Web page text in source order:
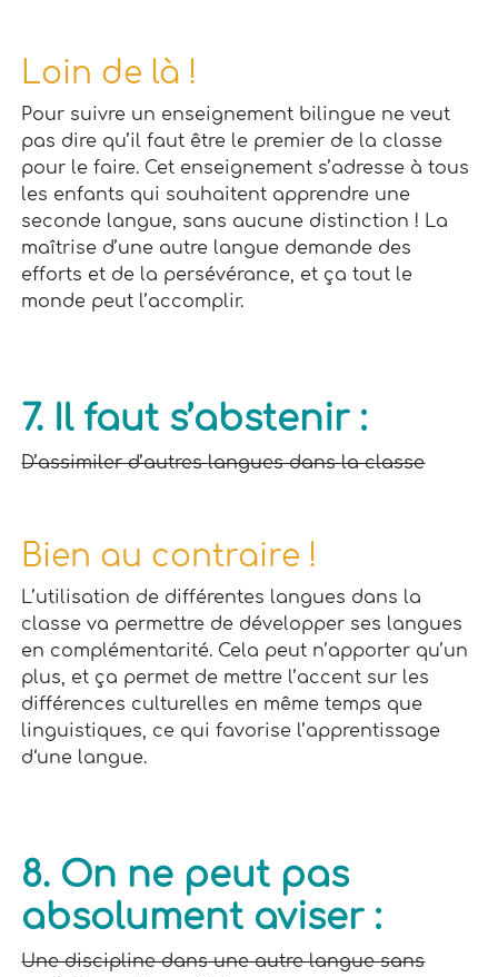
Loin de là !
Pour suivre un enseignement bilingue ne veut
pas dire qu’il faut être le premier de la classe
pour le faire. Cet enseignement s’adresse à tous
les enfants qui souhaitent apprendre une
seconde langue, sans aucune distinction ! La
maîtrise d’une autre langue demande des
efforts et de la persévérance, et ça tout le
monde peut l’accomplir.
7. Il faut s’abstenir :
D’assimiler d’autres langues dans la classe
Bien au contraire !
L’utilisation de différentes langues dans la
classe va permettre de développer ses langues
en complémentarité. Cela peut n’apporter qu’un
plus, et ça permet de mettre l’accent sur les
différences culturelles en même temps que
linguistiques, ce qui favorise l’apprentissage
d‘une langue.
8. On ne peut pas
absolument aviser :
Une discipline dans une autre langue sans